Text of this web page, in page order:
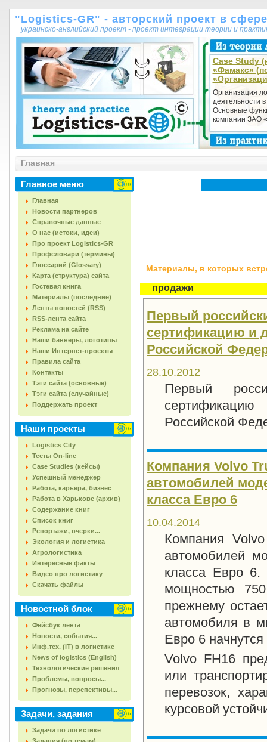
"Logistics-GR" - авторский проект в
украинско-английский проект - проект интеграции теории и
Case Study
«Фамакс»
Организация
деятельности
Основные
компании ЗАО
Главная
Главное меню
Главная
Новости партнеров
Справочные данные
О нас (истоки, идеи)
Про проект Logistics-GR
Профсловари (термины)
Глоссарий (Glossary)
Карта (структура) сайта
Гостевая книга
Материалы (последние)
Ленты новостей (RSS)
RSS-лента сайта
Реклама на сайте
Наши баннеры, логотипы
Наши Интернет-проекты
Правила сайта
Контакты
Тэги сайта (основные)
Тэги сайта (случайные)
Поддержать проект
Наши проекты
Logistics City
Тесты On-line
Case Studies (кейсы)
Успешный менеджер
Работа, карьера, бизнес
Работа в Харькове (архив)
Содержание книг
Список книг
Репортажи, очерки...
Экология и логистика
Агрологистика
Интересные факты
Видео про логистику
Скачать файлы
Новостной блок
Фейсбук лента
Новости, события...
Инф.тех. (IT) в логистике
News of logistics (English)
Технологические решения
Проблемы, вопросы...
Прогнозы, перспективы...
Задачи, задания
Задачи по логистике
Материалы, в которых
продажи
Первый
сертификацию и
Российской
28.10.2012
Первый
Российской
Компания Volvo
автомобилей
класса Евро 6
10.04.2014
Компания
автомобилей
класса Евро 6.
мощностью
прежнему
автомобиля в
Евро 6
Volvo FH16
или
перевозок,
курсовой